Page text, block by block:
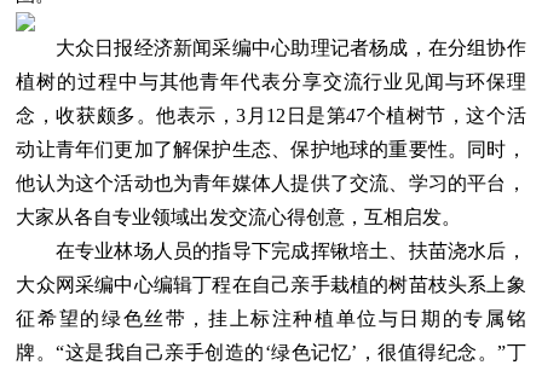
大众日报经济新闻采编中心助理记者杨成，在分组协作
植树的过程中与其他青年代表分享交流行业见闻与环保理
念，收获颇多。他表示，3月12日是第47个植树节，这个活
动让青年们更加了解保护生态、保护地球的重要性。同时，
他认为这个活动也为青年媒体人提供了交流、学习的平台，
大家从各自专业领域出发交流心得创意，互相启发。
在专业林场人员的指导下完成挥锹培土、扶苗浇水后，
大众网采编中心编辑丁程在自己亲手栽植的树苗枝头系上象
征希望的绿色丝带，挂上标注种植单位与日期的专属铭
牌。“这是我自己亲手创造的‘绿色记忆’，很值得纪念。”丁